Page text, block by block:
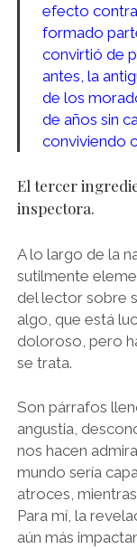
efecto
formado
convirtió de
antes, la
de los
de años sin
conviviendo
El tercer
inspectora.
A lo largo de la
sutilmente
del lector sobre
algo, que está
doloroso, pero
se trata.
Son párrafos
angustia,
nos hacen
mundo sería
atroces,
Para mí, la
aún más